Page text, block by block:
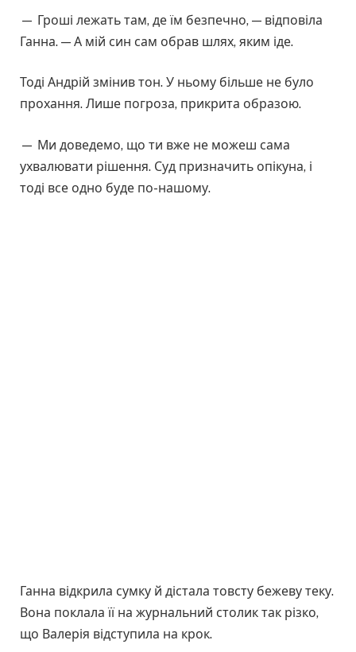
— Гроші лежать там, де їм безпечно, — відповіла
Ганна. — А мій син сам обрав шлях, яким іде.
Тоді Андрій змінив тон. У ньому більше не було
прохання. Лише погроза, прикрита образою.
— Ми доведемо, що ти вже не можеш сама
ухвалювати рішення. Суд призначить опікуна, і
тоді все одно буде по-нашому.
Ганна відкрила сумку й дістала товсту бежеву теку.
Вона поклала її на журнальний столик так різко,
що Валерія відступила на крок.